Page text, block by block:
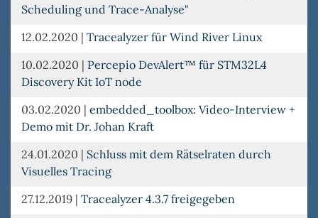
Scheduling und Trace-Analyse"
12.02.2020 | Tracealyzer für Wind River Linux
10.02.2020 | Percepio DevAlert™ für STM32L4
Discovery Kit IoT node
03.02.2020 | embedded_toolbox: Video-Interview +
Demo mit Dr. Johan Kraft
24.01.2020 | Schluss mit dem Rätselraten durch
Visuelles Tracing
27.12.2019 | Tracealyzer 4.3.7 freigegeben